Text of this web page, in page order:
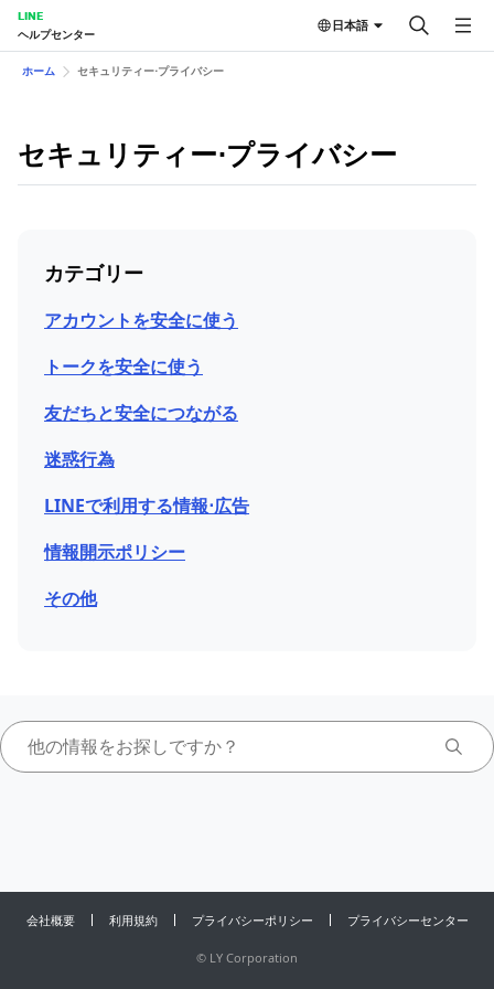
LINE
ヘルプセンター
日本語
ホーム セキュリティー⋅プライバシー
セキュリティー⋅プライバシー
カテゴリー
アカウントを安全に使う
トークを安全に使う
友だちと安全につながる
迷惑行為
LINEで利用する情報⋅広告
情報開示ポリシー
その他
会社概要 利用規約 プライバシーポリシー プライバシーセンター
© LY Corporation